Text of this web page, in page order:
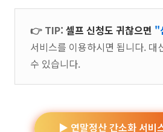
👉 TIP: 셀프 신청도 귀찮으면 "
서비스를 이용하시면 됩니다. 대
수 있습니다.
▶️ 연말정산 간소화 서비